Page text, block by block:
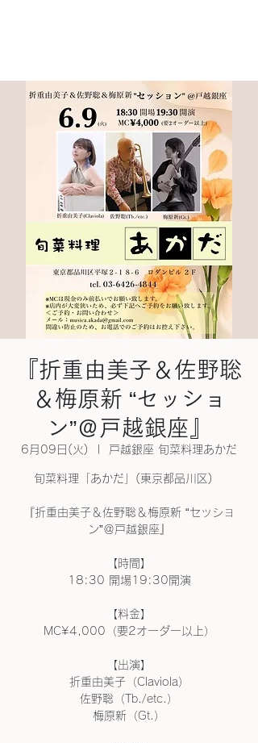
『折重由美子＆佐野聡
＆梅原新 “セッショ
ン”＠戸越銀座』
6月09日(火) 戸越銀座 旬菜料理あかだ
旬菜料理「あかだ」(東京都品川区)
『折重由美子＆佐野聡＆梅原新 “セッショ
ン”＠戸越銀座』
【時間】
18:30 開場19:30開演
【料金】
MC¥4,000（要2オーダー以上）
【出演】
折重由美子（Claviola）
佐野聡（Tb./etc.）
梅原新（Gt.）